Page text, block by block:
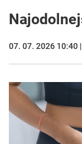
07. 07. 2026 10:40